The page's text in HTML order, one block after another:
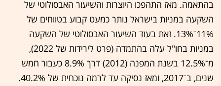
בהתאמה. מאז התהפכו היוצרות והשיעור האבסולוטי של
השקעה במניות בישראל נותר כמעט קבוע בטווחים של
11%־13%. זאת בעוד השיעור האבסולוטי של השקעה
במניות בחו"ל עלה בהתמדה (פרט לירידות של 2022),
מ־12.5% בשנת המפנה (2012) דרך 8.9% כעבור חמש
שנים, ב־2017, ומאז נסיקה עד לרמה נוכחית של 40.2%.